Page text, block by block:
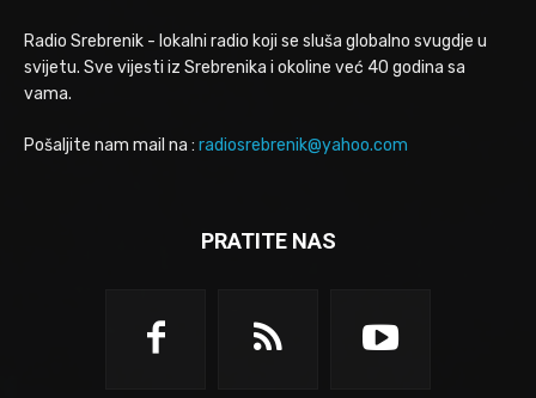
Radio Srebrenik - lokalni radio koji se sluša globalno svugdje u
svijetu. Sve vijesti iz Srebrenika i okoline već 40 godina sa
vama.
Pošaljite nam mail na : radiosrebrenik@yahoo.com
PRATITE NAS